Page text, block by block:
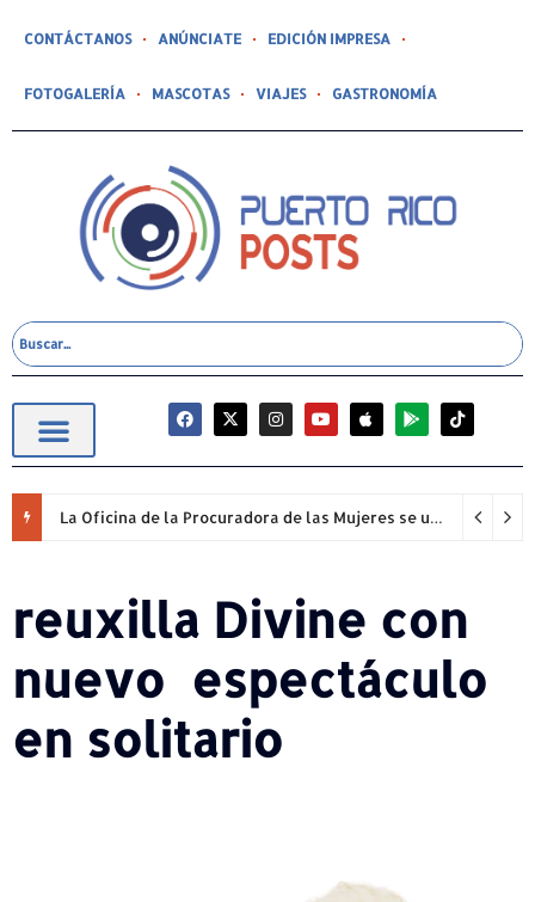
CONTÁCTANOS ANÚNCIATE EDICIÓN IMPRESA
FOTOGALERÍA MASCOTAS VIAJES GASTRONOMÍA
La Oficina de la Procuradora de las Mujeres se unió nuevamente a la iniciativa “Quiero Mi Escuela” y adoptó tres planteles escolares
reuxilla Divine con
nuevo espectáculo
en solitario